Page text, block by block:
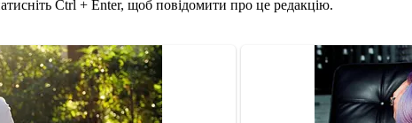
Ctrl + Enter, щоб повідомити про це редакцію.